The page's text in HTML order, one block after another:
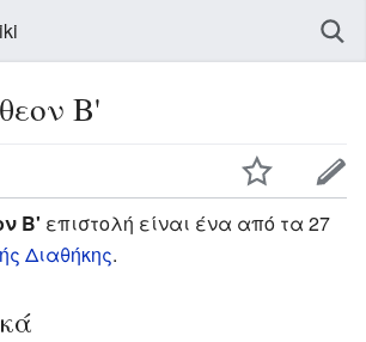
Β'
Β' επιστολή είναι ένα από τα 27
Διαθήκης.